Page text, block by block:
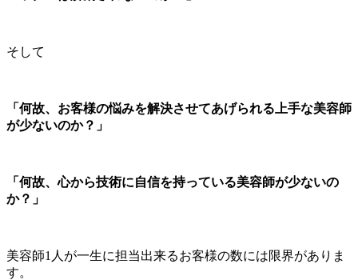
そして
「何故、お客様の悩みを解決させてあげられる上手な美容師
が少ないのか？」
「何故、心から技術に自信を持っている美容師が少ないの
か？」
美容師1人が一生に担当出来るお客様の数には限界がありま
す。